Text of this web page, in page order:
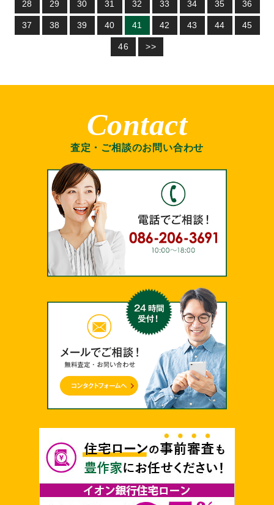
28 29 30 31 32 33 34 35 36
37 38 39 40 41 42 43 44 45
46 >>
Contact
査定・ご相談のお問い合わせ